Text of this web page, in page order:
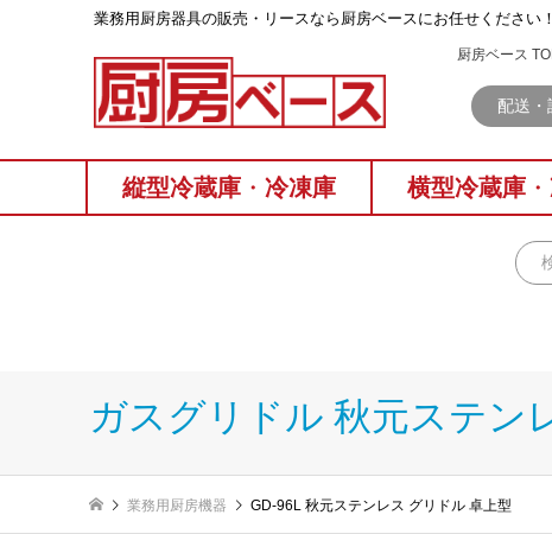
業務⽤厨房器具の販売・リースなら厨房ベースにお任せください！
厨房ベース
配送・
縦型冷蔵庫 ・ 冷凍庫 横型冷蔵庫 ・
ガスグリドル 秋元ステン
業務用厨房機器 GD-96L 秋元ステンレス グリドル 卓上型